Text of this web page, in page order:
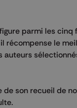
parmi les cinq
récompense le
son recueil de